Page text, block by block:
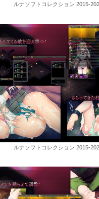
ルナソフトコレクション 2015-
ルナソフトコレクション 2015-